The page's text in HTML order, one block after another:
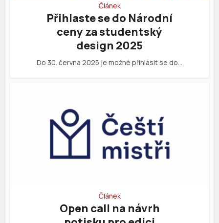
Článek
Přihlaste se do Národní
ceny za studentský
design 2025
Do 30. června 2025 je možné přihlásit se do…
Článek
Open call na návrh